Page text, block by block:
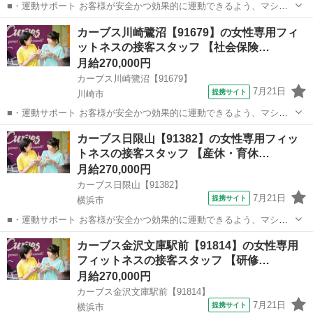
■・運動サポート お客様が安全かつ効果的に運動できるよう、マシン
の使い方をアドバイスします。運動が初めての方や苦手な方がほとん
どなので、難しい指導はありません。「今日はこの動きを意識しまし
ょう！」といったお声がけをしながら、...
神奈川 川崎市 その他
カーブス川崎鷺沼【91679】の女性専用フィ
ットネスの接客スタッフ 【社会保険…
月給270,000円
カーブス川崎鷺沼【91679】
川崎市
提携サイト 7月21日
■・運動サポート お客様が安全かつ効果的に運動できるよう、マシン
の使い方をアドバイスします。運動が初めての方や苦手な方がほとん
どなので、難しい指導はありません。「今日はこの動きを意識しまし
ょう！」といったお声がけをしながら、...
神奈川 川崎市 その他
カーブス日限山【91382】の女性専用フィッ
トネスの接客スタッフ 【産休・育休…
月給270,000円
カーブス日限山【91382】
横浜市
提携サイト 7月21日
■・運動サポート お客様が安全かつ効果的に運動できるよう、マシン
の使い方をアドバイスします。運動が初めての方や苦手な方がほとん
どなので、難しい指導はありません。「今日はこの動きを意識しまし
ょう！」といったお声がけをしながら、...
神奈川 横浜市 その他
カーブス金沢文庫駅前【91814】の女性専用
フィットネスの接客スタッフ 【研修…
月給270,000円
カーブス金沢文庫駅前【91814】
横浜市
提携サイト 7月21日